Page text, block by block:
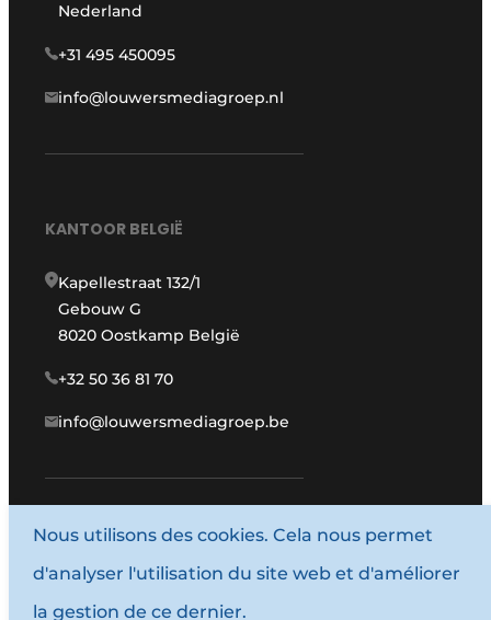
Nederland
+31 495 450095
info@louwersmediagroep.nl
KANTOOR BELGIË
Kapellestraat 132/1
Gebouw G
8020 Oostkamp België
+32 50 36 81 70
info@louwersmediagroep.be
www.louwersmediagroep.com
© 1987 - 2026 Louwersmediagroep.
Termes et conditions
Nous utilisons des cookies. Cela nous permet
d'analyser l'utilisation du site web et d'améliorer
la gestion de ce dernier.